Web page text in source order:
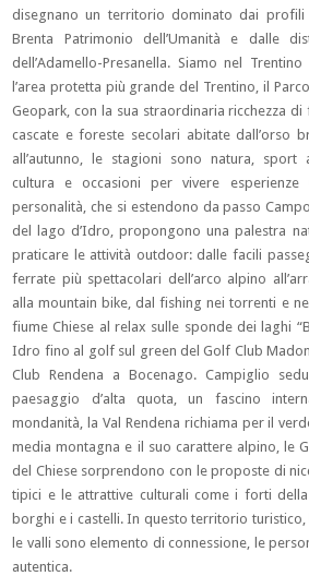
disegnano un territorio dominato dai
Brenta Patrimonio dell’Umanità e dalle
dell’Adamello-Presanella. Siamo nel
l’area protetta più grande del Trentino, il
Geopark, con la sua straordinaria ricchezza
cascate e foreste secolari abitate dall’orso
all’autunno, le stagioni sono natura, sport
cultura e occasioni per vivere
personalità, che si estendono da passo
del lago d’Idro, propongono una palestra
praticare le attività outdoor: dalle facili
ferrate più spettacolari dell’arco alpino
alla mountain bike, dal fishing nei torrenti e
fiume Chiese al relax sulle sponde dei laghi
Idro fino al golf sul green del Golf Club
Club Rendena a Bocenago. Campiglio
paesaggio d’alta quota, un fascino
mondanità, la Val Rendena richiama per il
media montagna e il suo carattere alpino, le
del Chiese sorprendono con le proposte di
tipici e le attrattive culturali come i forti
borghi e i castelli. In questo territorio
le valli sono elemento di connessione, le
autentica.